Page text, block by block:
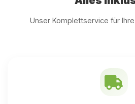
Unser Komplettservice für